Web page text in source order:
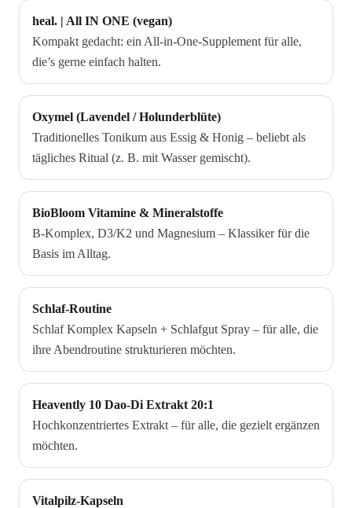
heal. | All IN ONE (vegan)
Kompakt gedacht: ein All-in-One-Supplement für alle,
die’s gerne einfach halten.
Oxymel (Lavendel / Holunderblüte)
Traditionelles Tonikum aus Essig & Honig – beliebt als
tägliches Ritual (z. B. mit Wasser gemischt).
BioBloom Vitamine & Mineralstoffe
B-Komplex, D3/K2 und Magnesium – Klassiker für die
Basis im Alltag.
Schlaf-Routine
Schlaf Komplex Kapseln + Schlafgut Spray – für alle, die
ihre Abendroutine strukturieren möchten.
Heavently 10 Dao-Di Extrakt 20:1
Hochkonzentriertes Extrakt – für alle, die gezielt ergänzen
möchten.
Vitalpilz-Kapseln